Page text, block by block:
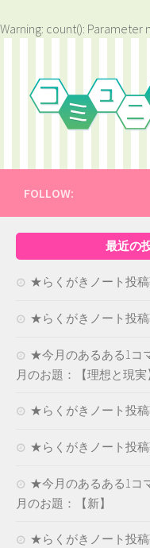
Warning: count(): Parameter
FOLLOW:
最近の
★らくがきノート投
★らくがきノート投
★今月のあるある1コ
月のお題：【理想と現実
★らくがきノート投
★らくがきノート投
★今月のあるある1コ
月のお題：【新】
★らくがきノート投